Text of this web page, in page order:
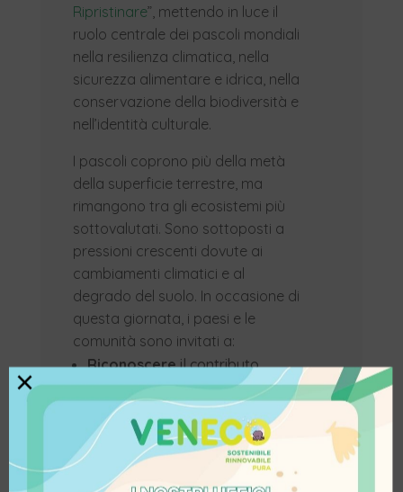
Ripristinare”, mettendo in luce il
ruolo centrale dei pascoli mondiali
nella resilienza climatica, nella
sicurezza alimentare e idrica, nella
conservazione della biodiversità e
nell’identità culturale.
I pascoli coprono più della metà
della superficie terrestre, ma
rimangono tra gli ecosistemi più
sottovalutati. Sono sottoposti a
pressioni crescenti dovute ai
cambiamenti climatici e al
degrado del suolo. In occasione di
questa giornata, i paesi e le
comunità sono invitati a:
Riconoscereil contributo
economico dei pascoli alle
economie azionali e regionali, il
loro ruolo nel sostenere la
biodiversità e la fauna selvatica
e i molteplici benefici che
×